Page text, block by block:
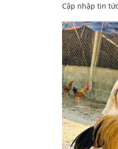
Cập nhập tin